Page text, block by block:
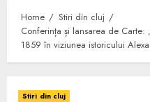
Home
Stiri din cluj
Conferința și lansarea de
1859 în viziunea istoricului
Stiri din cluj